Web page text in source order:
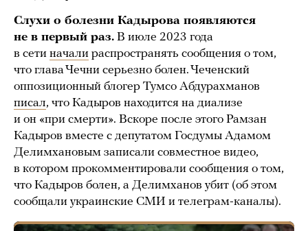
Слухи о болезни Кадырова появляются
не в первый раз. В июле 2023 года
в сети начали распространять сообщения о том,
что глава Чечни серьезно болен. Чеченский
оппозиционный блогер Тумсо Абдурахманов
писал, что Кадыров находится на диализе
и он «при смерти». Вскоре после этого Рамзан
Кадыров вместе с депутатом Госдумы Адамом
Делимхановым записали совместное видео,
в котором прокомментировали сообщения о том,
что Кадыров болен, а Делимханов убит (об этом
сообщали украинские СМИ и телеграм-каналы).